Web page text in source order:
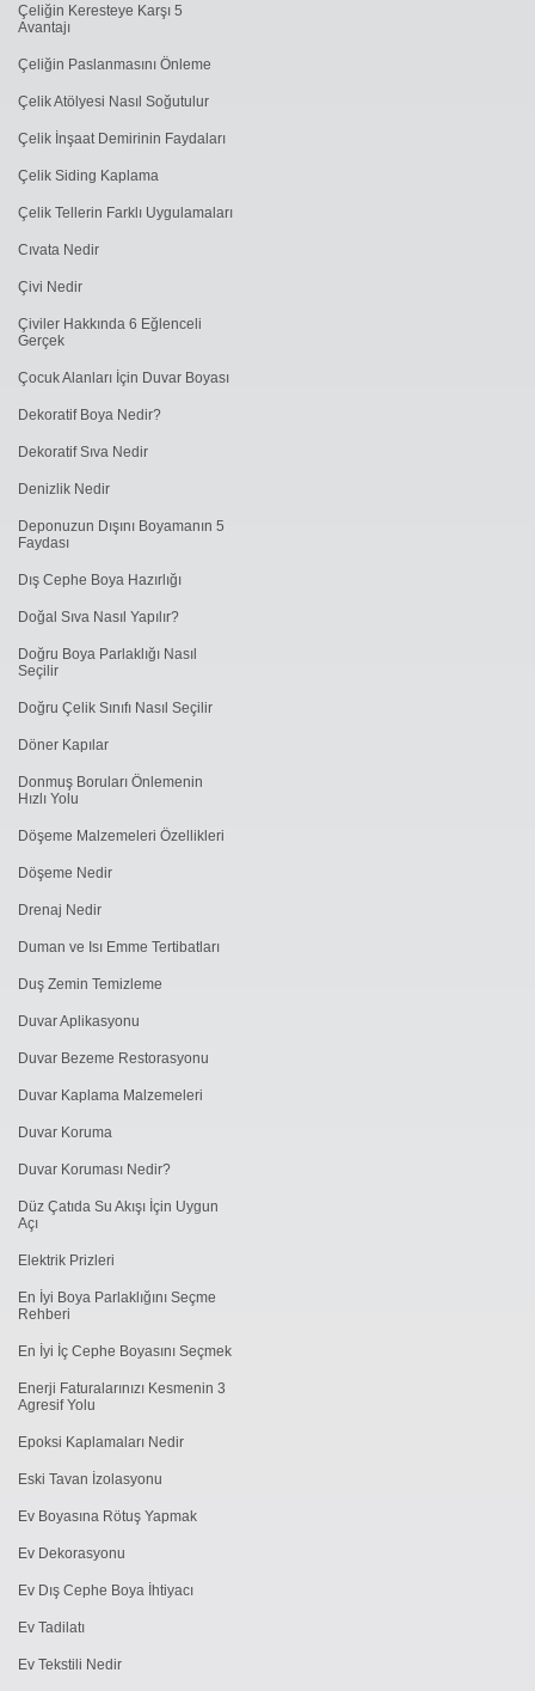
Çeliğin Keresteye Karşı 5
Avantajı
Çeliğin Paslanmasını Önleme
Çelik Atölyesi Nasıl Soğutulur
Çelik İnşaat Demirinin Faydaları
Çelik Siding Kaplama
Çelik Tellerin Farklı Uygulamaları
Cıvata Nedir
Çivi Nedir
Çiviler Hakkında 6 Eğlenceli
Gerçek
Çocuk Alanları İçin Duvar Boyası
Dekoratif Boya Nedir?
Dekoratif Sıva Nedir
Denizlik Nedir
Deponuzun Dışını Boyamanın 5
Faydası
Dış Cephe Boya Hazırlığı
Doğal Sıva Nasıl Yapılır?
Doğru Boya Parlaklığı Nasıl
Seçilir
Doğru Çelik Sınıfı Nasıl Seçilir
Döner Kapılar
Donmuş Boruları Önlemenin
Hızlı Yolu
Döşeme Malzemeleri Özellikleri
Döşeme Nedir
Drenaj Nedir
Duman ve Isı Emme Tertibatları
Duş Zemin Temizleme
Duvar Aplikasyonu
Duvar Bezeme Restorasyonu
Duvar Kaplama Malzemeleri
Duvar Koruma
Duvar Koruması Nedir?
Düz Çatıda Su Akışı İçin Uygun
Açı
Elektrik Prizleri
En İyi Boya Parlaklığını Seçme
Rehberi
En İyi İç Cephe Boyasını Seçmek
Enerji Faturalarınızı Kesmenin 3
Agresif Yolu
Epoksi Kaplamaları Nedir
Eski Tavan İzolasyonu
Ev Boyasına Rötuş Yapmak
Ev Dekorasyonu
Ev Dış Cephe Boya İhtiyacı
Ev Tadilatı
Ev Tekstili Nedir